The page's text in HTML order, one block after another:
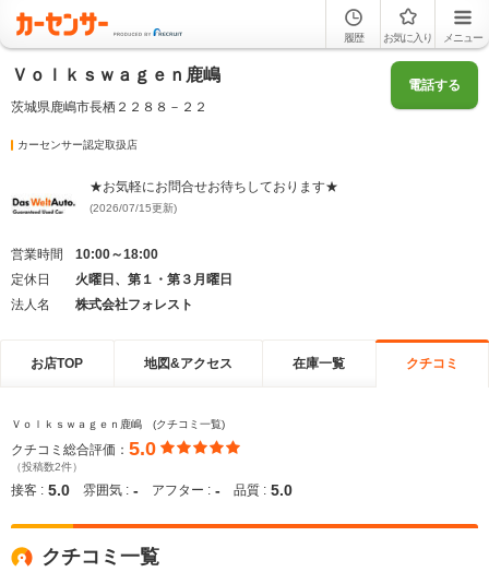
履歴 お気に入り メニュー
Ｖｏｌｋｓｗａｇｅｎ鹿嶋
茨城県鹿嶋市長栖２２８８－２２
電話する
カーセンサー認定取扱店
★お気軽にお問合せお待ちしております★
(2026/07/15更新)
営業時間
10:00～18:00
定休日
火曜日、第１・第３月曜日
法人名
株式会社フォレスト
お店TOP 地図&アクセス 在庫一覧 クチコミ
Ｖｏｌｋｓｗａｇｅｎ鹿嶋 (クチコミ一覧)
クチコミ総合評価： 5.0
（投稿数2件）
接客 : 5.0 雰囲気 : - アフター : - 品質 : 5.0
クチコミ一覧